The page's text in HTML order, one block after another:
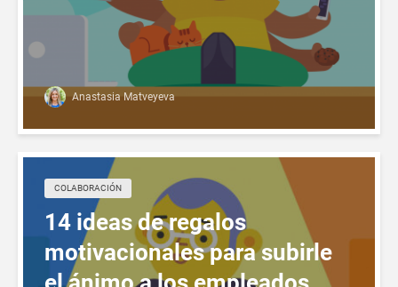
Anastasia Matveyeva
СOLABORACIÓN
14 ideas de regalos
motivacionales para subirle